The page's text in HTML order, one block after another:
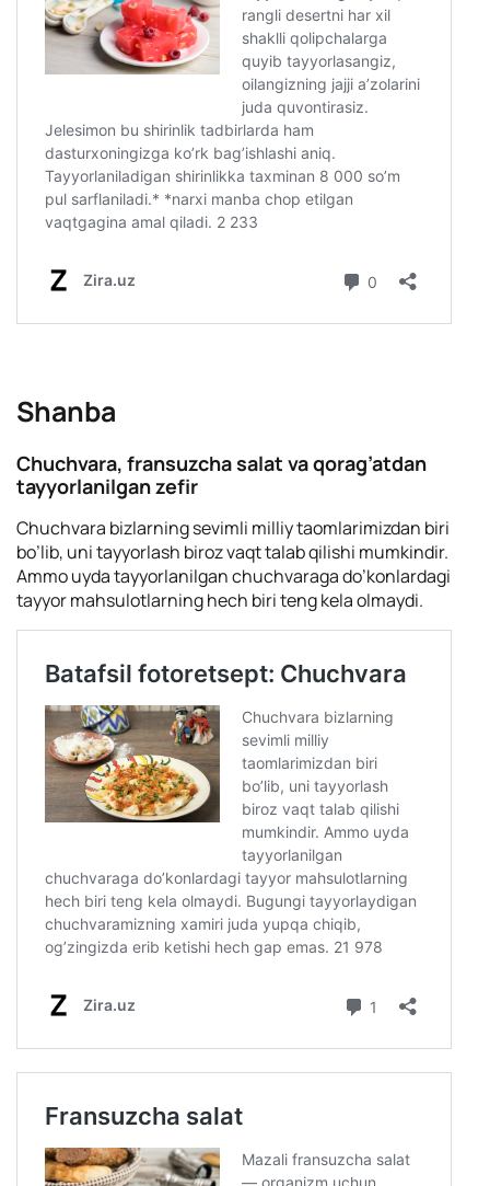
Shanba
Chuchvara, fransuzcha salat va qorag’atdan
tayyorlanilgan zefir
Chuchvara bizlarning sevimli milliy taomlarimizdan biri
bo’lib, uni tayyorlash biroz vaqt talab qilishi mumkindir.
Ammo uyda tayyorlanilgan chuchvaraga do’konlardagi
tayyor mahsulotlarning hech biri teng kela olmaydi.